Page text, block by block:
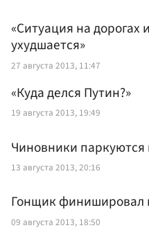
«Ситуация на дорогах
ухудшается»
27 августа 2013, 11:47
«Куда делся Путин?»
19 августа 2013, 19:49
Чиновники паркуются
13 августа 2013, 20:16
Гонщик финишировал
09 августа 2013, 18:50